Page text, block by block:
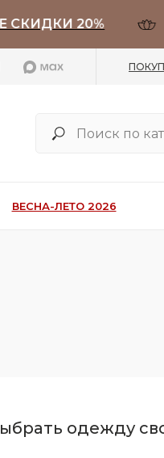
20%
ВЕСНА-ЛЕТО 2026
одежду